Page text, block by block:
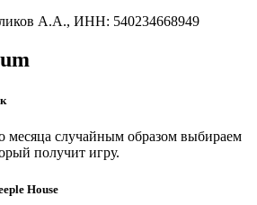
А.А., ИНН: 540234668949
месяца случайным образом выбираем
получит игру.
House